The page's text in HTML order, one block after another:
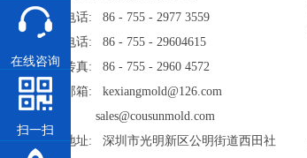
电话: 86 - 755 - 2977 3559
电话: 86 - 755 - 29604615
传真: 86 - 755 - 2960 4572
邮箱: kexiangmold@126.com
sales@cousunmold.com
地址: 深圳市光明新区公明街道西田社
在线咨询
扫一扫